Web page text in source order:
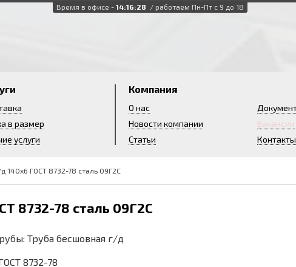
Время в офисе - 14:16:29 / работаем Пн-Пт с 9 до 18
в размер
услуги
Компания
О нас
Новости компании
Статьи
Вакансии
Контакты
140х6 ГОСТ 8732-78 сталь 09Г2С
8732-78 сталь 09Г2С
Труба бесшовная г/д
8732-78